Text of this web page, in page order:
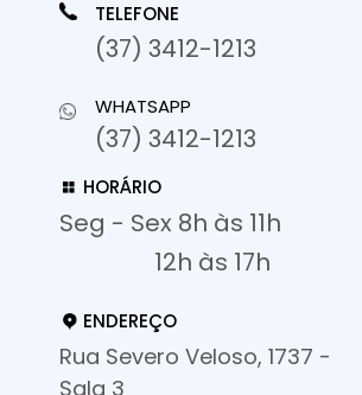
TELEFONE
(37) 3412-1213
WHATSAPP
(37) 3412-1213
HORÁRIO
Seg - Sex 8h às 11h
12h às 17h
ENDEREÇO
Rua Severo Veloso, 1737 -
Sala 3